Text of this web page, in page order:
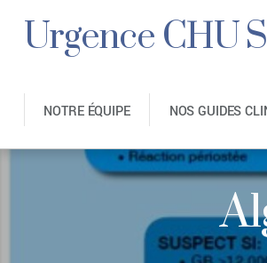
Urgence CHU
NOTRE ÉQUIPE NOS GUIDES